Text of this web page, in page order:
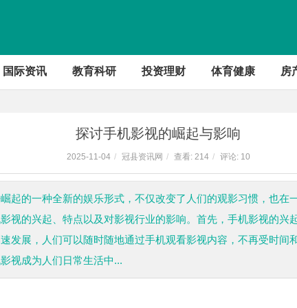
国际资讯 教育科研 投资理财 体育健康 房
探讨手机影视的崛起与影响
2025-11-04 / 冠县资讯网 / 查看: 214 / 评论: 10
起的一种全新的娱乐形式，不仅改变了人们的观影习惯，也在
视的兴起、特点以及对影视行业的影响。首先，手机影视的兴
发展，人们可以随时随地通过手机观看影视内容，不再受时间
视成为人们日常生活中...